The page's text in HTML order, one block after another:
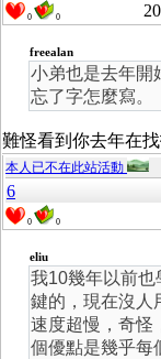
0 0
freealan
小弟也是去年開
忘了字怎麼寫。
難怪看到你去年在
本人已不在此站活動
6
0 0
eliu
我10幾年以前
鍵的，現在沒人
速度超慢，奇怪
個優點是幾乎每